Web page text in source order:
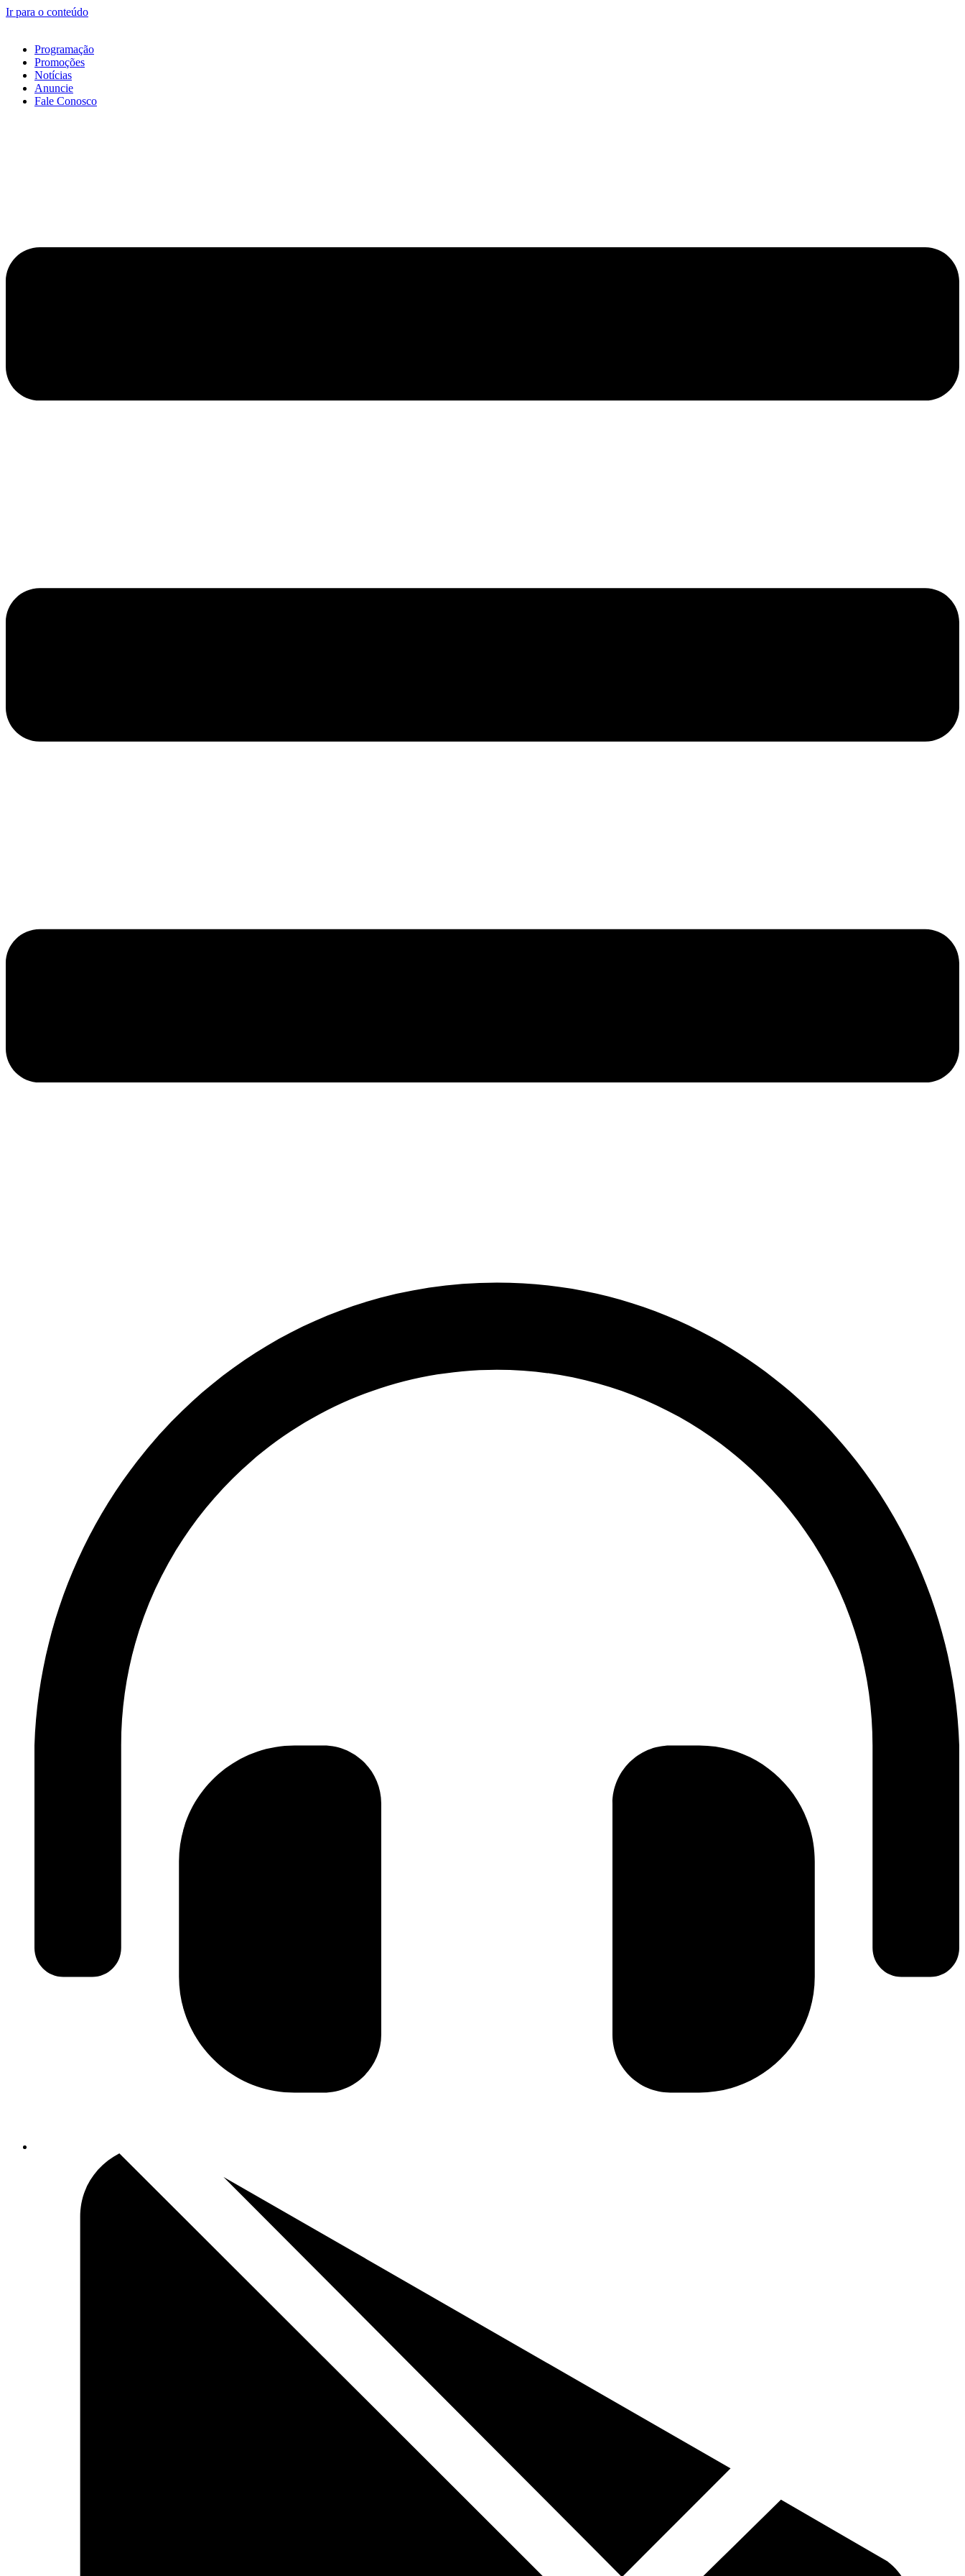
Ir para o conteúdo
Programação
Promoções
Notícias
Anuncie
Fale Conosco